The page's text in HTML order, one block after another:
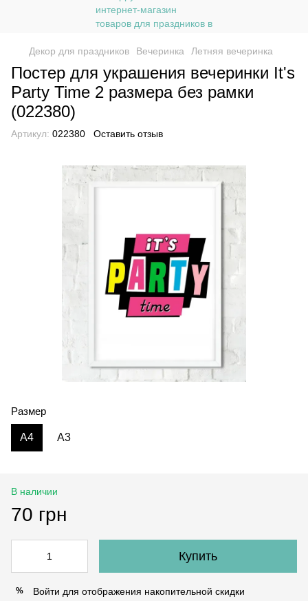
Декор для праздников Вечеринка Летняя вечеринка
Постер для украшения вечеринки It's
Party Time 2 размера без рамки
(022380)
Артикул: 022380 Оставить отзыв
Размер
A4 A3
В наличии
70 грн
Купить
% Войти для отображения накопительной скидки